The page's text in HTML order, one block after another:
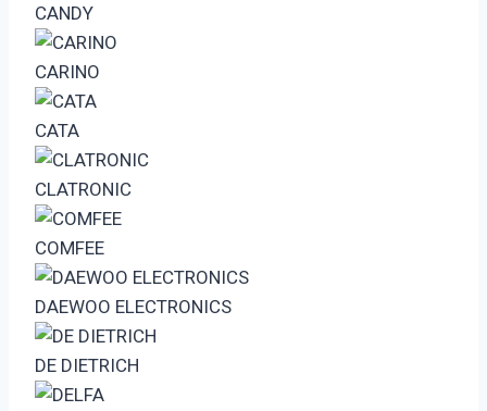
CANDY
CARINO
CATA
CLATRONIC
COMFEE
DAEWOO ELECTRONICS
DE DIETRICH